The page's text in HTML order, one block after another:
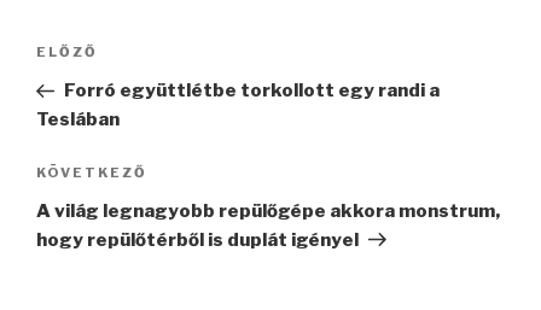
Bejegyzés
Korábbi
bejegyzés
ELŐZŐ
Forró együttlétbe torkollott egy randi a
Teslában
Következő
bejegyzés
KÖVETKEZŐ
A világ legnagyobb repülőgépe akkora monstrum,
hogy repülőtérből is duplát igényel